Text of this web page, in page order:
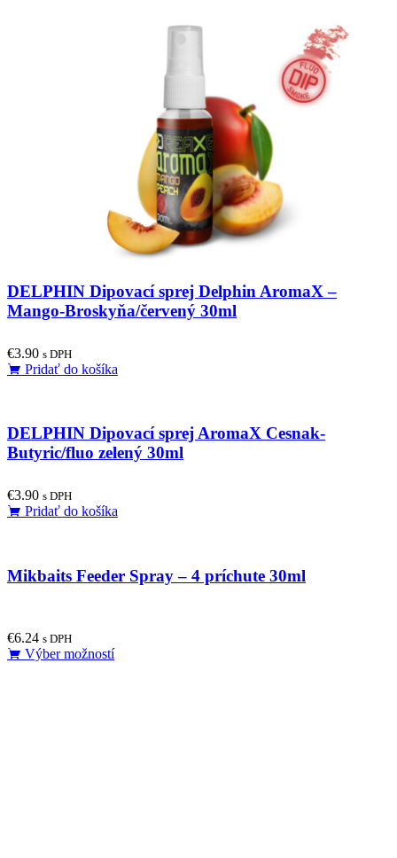
DELPHIN Dipovací sprej Delphin AromaX –
Mango-Broskyňa/červený 30ml
€3.90 s DPH
Pridať do košíka
DELPHIN Dipovací sprej AromaX Cesnak-
Butyric/fluo zelený 30ml
€3.90 s DPH
Pridať do košíka
Mikbaits Feeder Spray – 4 príchute 30ml
€6.24 s DPH
Výber možnostíThis